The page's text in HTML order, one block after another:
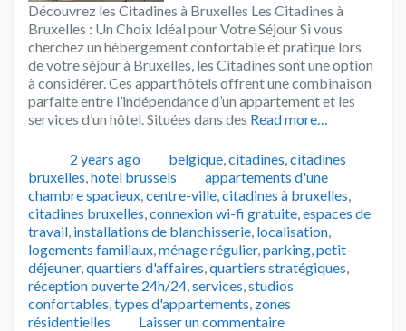
Découvrez les Citadines à Bruxelles Les Citadines à
Bruxelles : Un Choix Idéal pour Votre Séjour Si vous
cherchez un hébergement confortable et pratique lors
de votre séjour à Bruxelles, les Citadines sont une option
à considérer. Ces appart’hôtels offrent une combinaison
parfaite entre l’indépendance d’un appartement et les
services d’un hôtel. Situées dans des Read more…
Publié2 years ago Catégories
belgique,citadines,citadines
bruxelles,hotel brussels Tags
appartements d'une
chambre spacieux,centre-ville,citadines à bruxelles,
citadines bruxelles,connexion wi-fi gratuite,espaces de
travail, installations de blanchisserie, localisation,
logements familiaux,ménage régulier,parking,petit-
déjeuner,quartiers d'affaires,quartiers stratégiques,
réception ouverte 24h/24,services,studios
confortables,types d'appartements, zones
résidentielles
Laisser un commentaire